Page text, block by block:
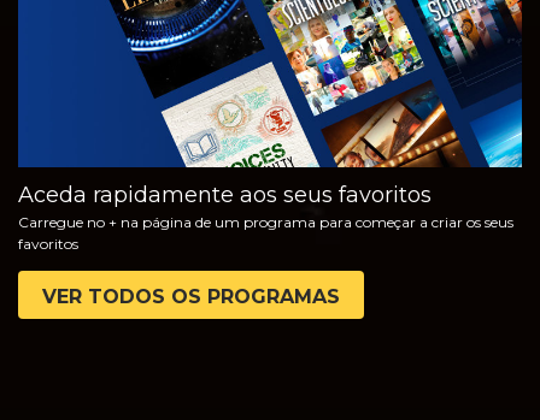
Aceda rapidamente aos seus favoritos
Carregue no + na página de um programa para começar a criar os seus
favoritos
VER TODOS OS PROGRAMAS